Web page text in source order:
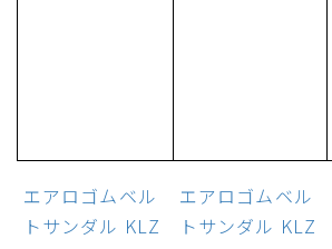
エアロゴムベル
トサンダル KLZ
エアロゴムベル
トサンダル KLZ